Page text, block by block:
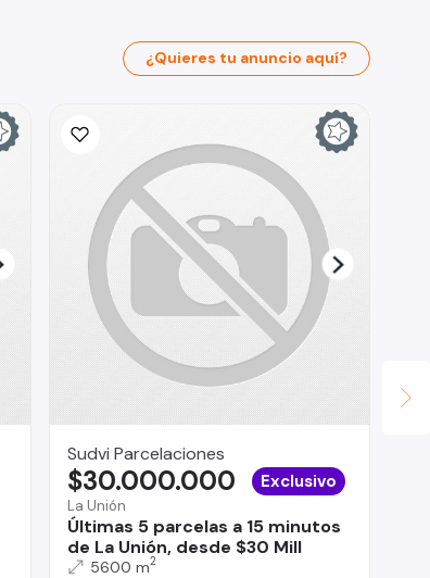
¿Quieres tu anuncio aquí?
Sudvi Parcelaciones
La Unión
Últimas 5 parcelas a 15 minutos
de La Unión, desde $30 Mill
$30.000.000 Exclusivo
5600 m2